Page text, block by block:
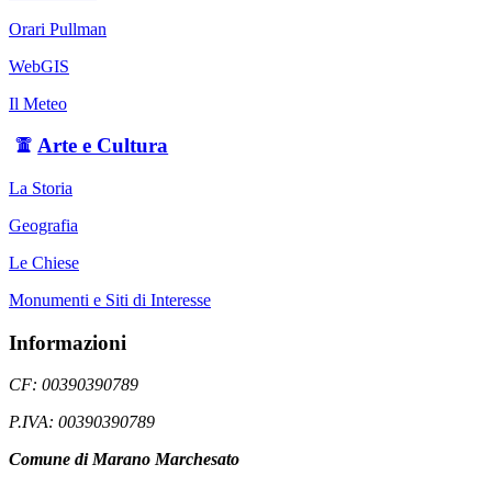
Orari Pullman
WebGIS
Il Meteo
Arte e Cultura
La Storia
Geografia
Le Chiese
Monumenti e Siti di Interesse
Informazioni
CF: 00390390789
P.IVA: 00390390789
Comune di Marano Marchesato